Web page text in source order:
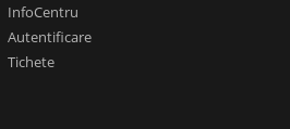
InfoCentru
Autentificare
Tichete